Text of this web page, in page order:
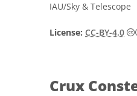
IAU/Sky & Telescope
License: CC-BY-4.0
Crux